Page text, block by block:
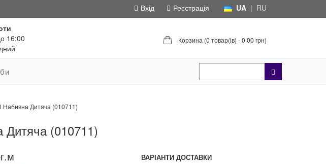
UA | RU
Вхід
Реєстрація
16:00
Корзина (0 товар(ів) - 0.00 грн)
Набивна Дитяча (010711)
Дитяча (010711)
ВАРІАНТИ ДОСТАВКИ